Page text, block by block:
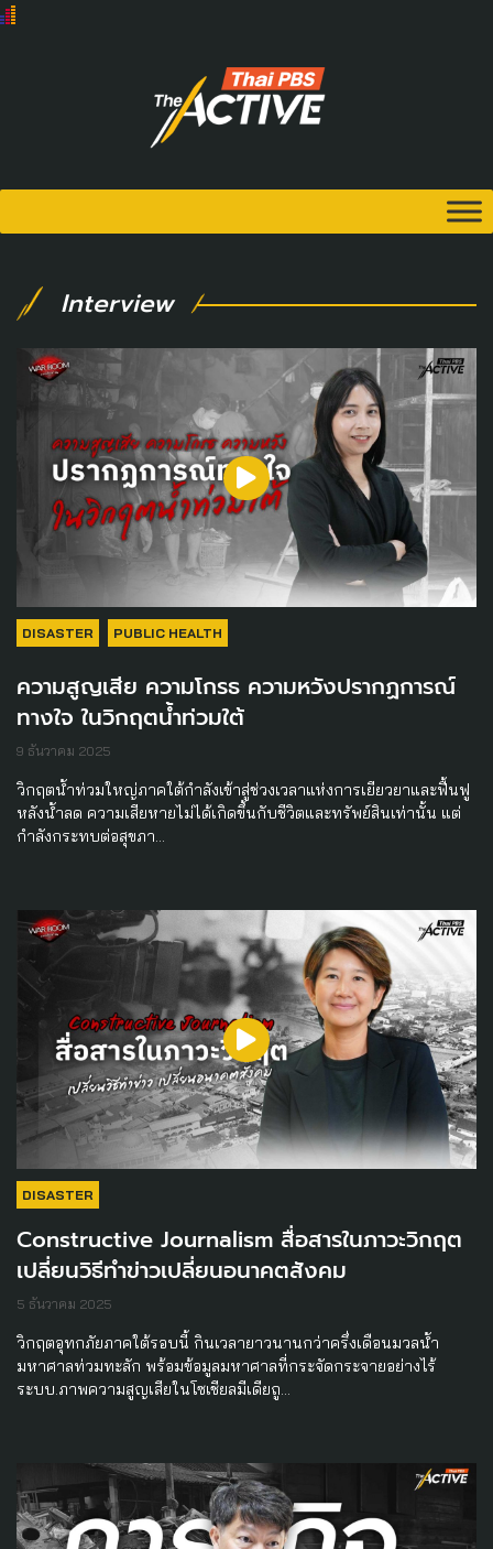
Interview
DISASTER PUBLIC HEALTH
ความสูญเสีย ความโกรธ ความหวังปรากฏการณ์
ทางใจ ในวิกฤตน้ำท่วมใต้
9 ธันวาคม 2025
วิกฤตน้ำท่วมใหญ่ภาคใต้กำลังเข้าสู่ช่วงเวลาแห่งการเยียวยาและฟื้นฟู
หลังน้ำลด ความเสียหายไม่ได้เกิดขึ้นกับชีวิตและทรัพย์สินเท่านั้น แต่
กำลังกระทบต่อสุขภา…
DISASTER
Constructive Journalism สื่อสารในภาวะวิกฤต
เปลี่ยนวิธีทำข่าวเปลี่ยนอนาคตสังคม
5 ธันวาคม 2025
วิกฤตอุทกภัยภาคใต้รอบนี้ กินเวลายาวนานกว่าครึ่งเดือนมวลน้ำ
มหาศาลท่วมทะลัก พร้อมข้อมูลมหาศาลที่กระจัดกระจายอย่างไร้
ระบบ.ภาพความสูญเสียในโซเชียลมีเดียถู…